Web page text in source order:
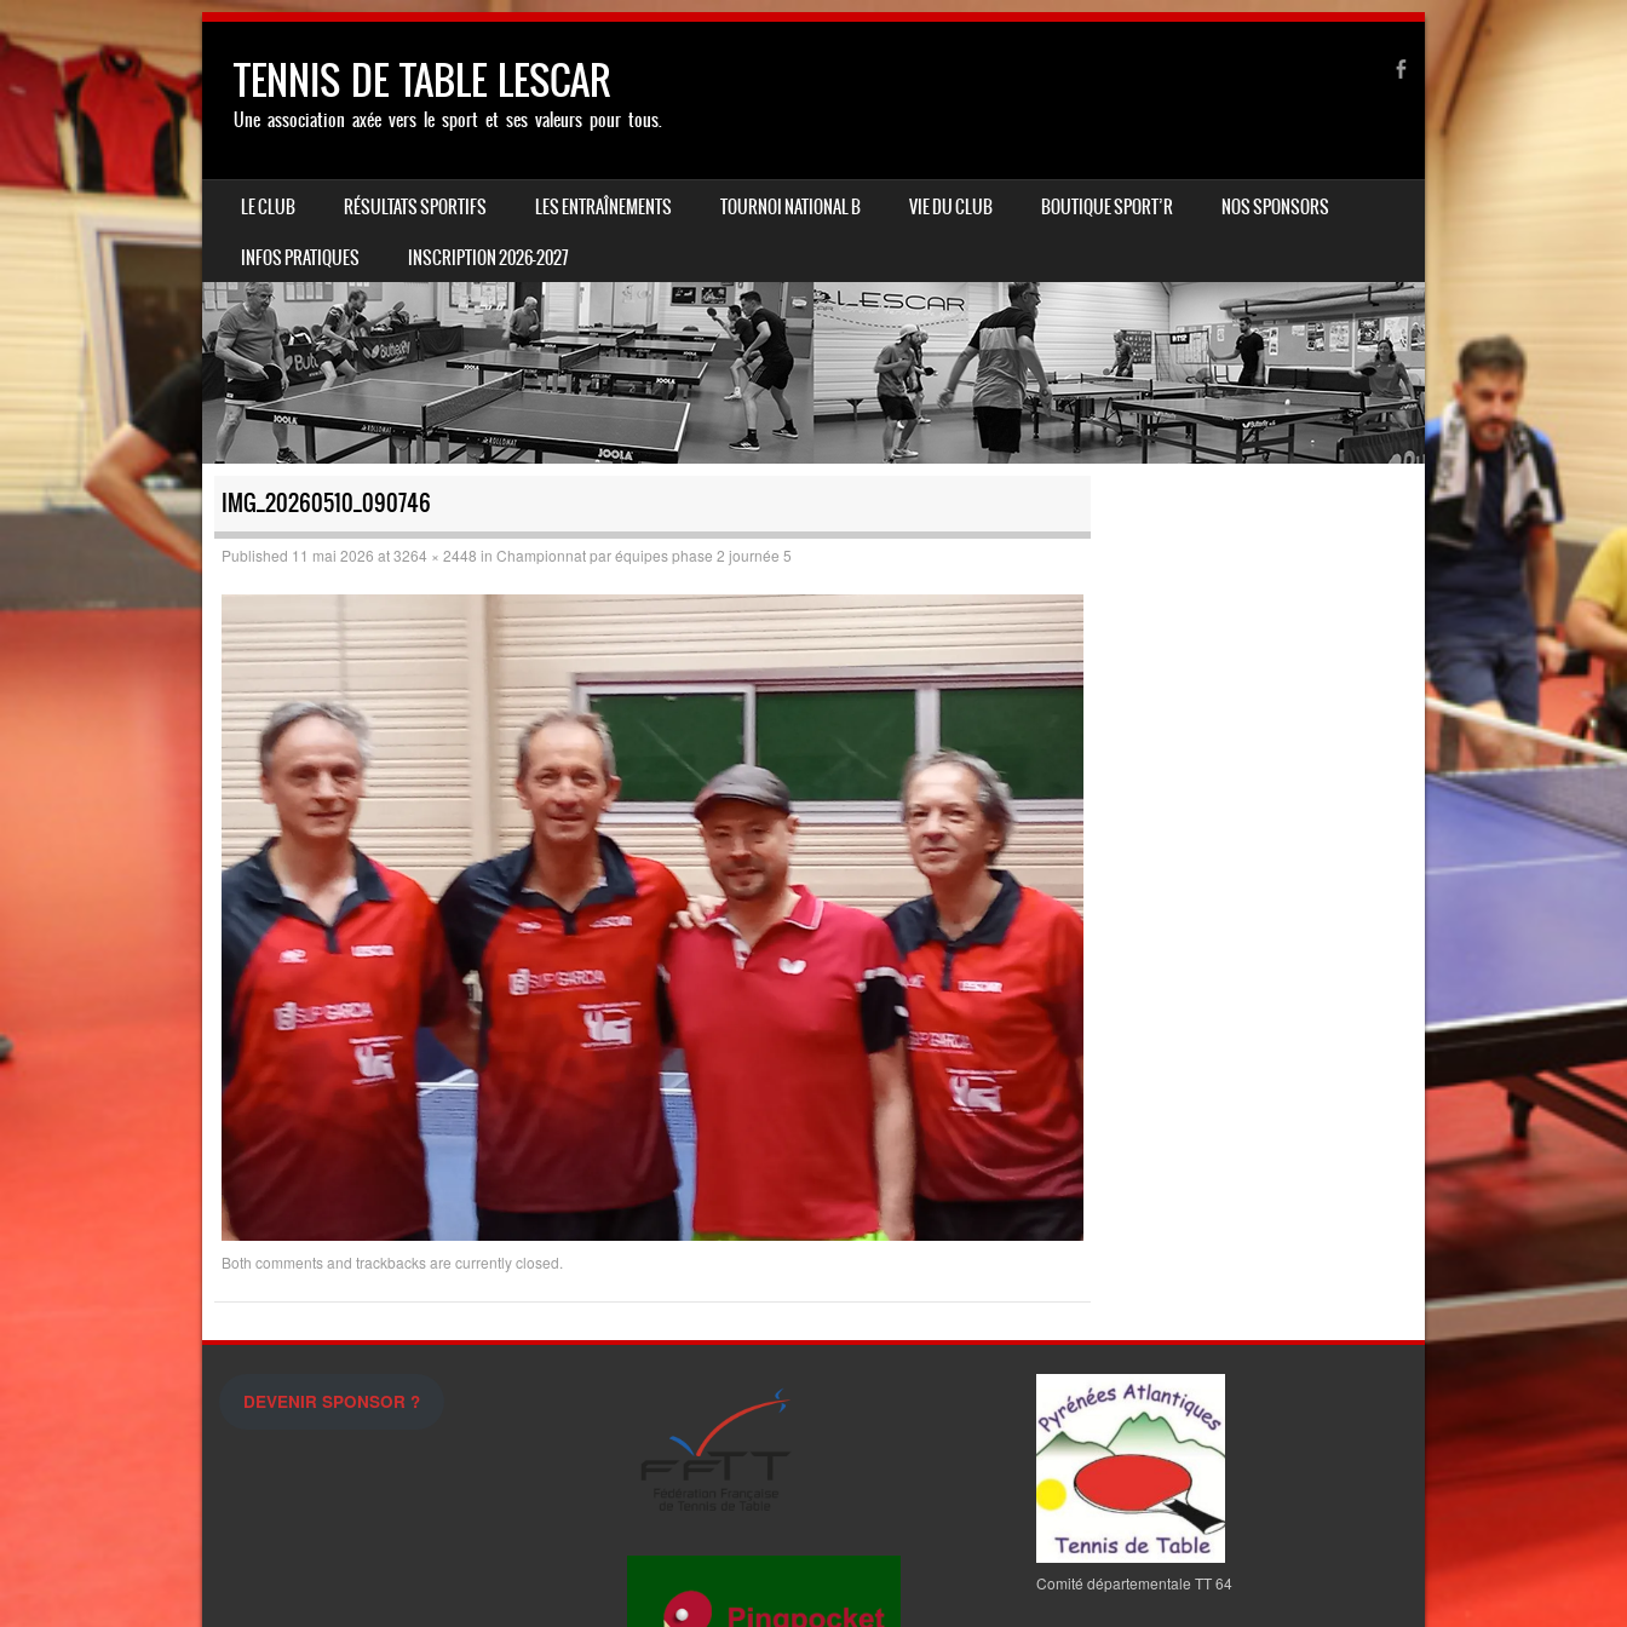
TENNIS DE TABLE LESCAR
Une association axée vers le sport et ses valeurs pour tous.
MENU
SKIP TO CONTENT
LE CLUB RÉSULTATS SPORTIFS LES ENTRAÎNEMENTS TOURNOI NATIONAL B VIE DU CLUB BOUTIQUE SPORT’R
NOS SPONSORS
INFOS PRATIQUES
INSCRIPTION 2026-2027
IMG_20260510_090746
Published 11 mai 2026 at3264 × 2448 in Championnat par équipes phase 2 journée 5
Both comments and trackbacks are currently closed.
DEVENIR SPONSOR ?
Comité départementale TT 64